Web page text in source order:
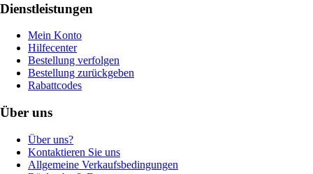
Dienstleistungen
Mein Konto
Hilfecenter
Bestellung verfolgen
Bestellung zurückgeben
Rabattcodes
Über uns
Über uns?
Kontaktieren Sie uns
Allgemeine Verkaufsbedingungen